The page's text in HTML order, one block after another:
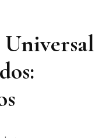
Universal